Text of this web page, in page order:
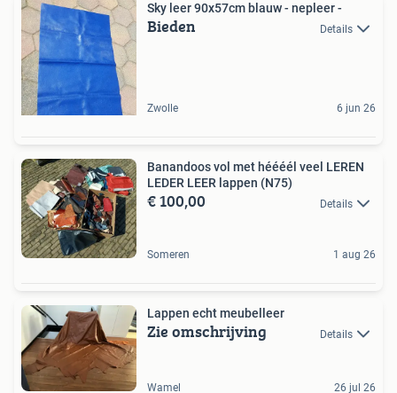
Sky leer 90x57cm blauw - nepleer -
Bieden Details
Zwolle 6 jun 26
Banandoos vol met héééél veel LEREN
LEDER LEER lappen (N75)
€ 100,00 Details
Someren 1 aug 26
Lappen echt meubelleer
Zie omschrijving Details
Wamel 26 jul 26